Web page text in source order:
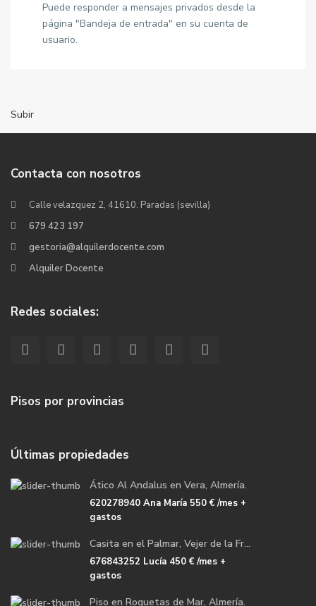
Puede responder a mensajes privados desde la
página "Bandeja de entrada" en su cuenta de
usuario.
Subir
Contacta con nosotros
Calle velazquez 2, 41610. Paradas (sevilla)
679 423 197
gestoria@alquilerdocente.com
Alquiler Docente
Redes sociales:
Pisos por provincias
Últimas propiedades
Ático Al Andalus en Vera, Almería.
620278940 Ana María 550 €/mes +
gastos
Casita en el Palmar, Vejer de la Fr...
676843252 Lucía 450 €/mes +
gastos
Piso en Roquetas de Mar, Almería.